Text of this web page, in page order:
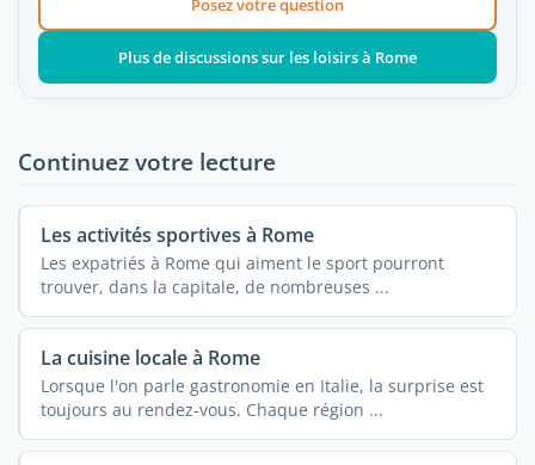
Posez votre question
Plus de discussions sur les loisirs à Rome
Continuez votre lecture
Les activités sportives à Rome
Les expatriés à Rome qui aiment le sport pourront
trouver, dans la capitale, de nombreuses ...
La cuisine locale à Rome
Lorsque l'on parle gastronomie en Italie, la surprise est
toujours au rendez-vous. Chaque région ...